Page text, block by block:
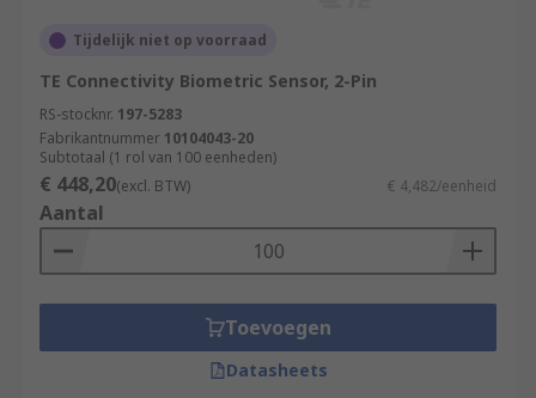
Tijdelijk niet op voorraad
TE Connectivity Biometric Sensor, 2-Pin
RS-stocknr. 197-5283
Fabrikantnummer 10104043-20
Subtotaal (1 rol van 100 eenheden)
€ 448,20(excl. BTW) € 4,482/eenheid
Aantal
Toevoegen
Datasheets